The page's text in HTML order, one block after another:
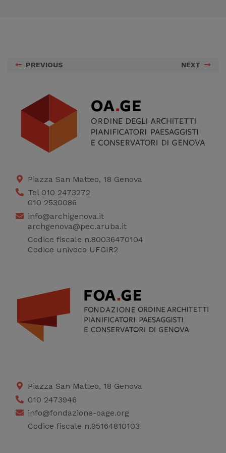
PREVIOUS NEXT
Piazza San Matteo, 18 Genova
Tel 010 2473272
010 2530086
info@archigenova.it
archgenova@pec.aruba.it
Codice fiscale n.80036470104
Codice univoco UFGIR2
Piazza San Matteo, 18 Genova
010 2473946
info@fondazione-oage.org
Codice fiscale n.95164810103